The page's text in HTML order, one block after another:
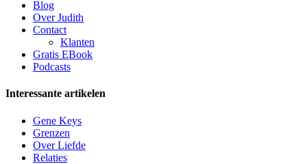
Blog
Over Judith
Contact
Klanten
Gratis EBook
Podcasts
Interessante artikelen
Gene Keys
Grenzen
Over Liefde
Relaties